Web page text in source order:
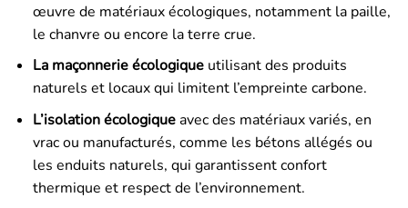
œuvre de matériaux écologiques, notamment la paille,
le chanvre ou encore la terre crue.
La maçonnerie écologiqueutilisant des produits
naturels et locaux qui limitent l’empreinte carbone.
L’isolation écologiqueavec des matériaux variés, en
vrac ou manufacturés, comme les bétons allégés ou
les enduits naturels, qui garantissent confort
thermique et respect de l’environnement.